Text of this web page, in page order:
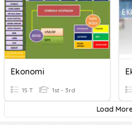
Ekonomi
15 T 1st - 3rd
Load